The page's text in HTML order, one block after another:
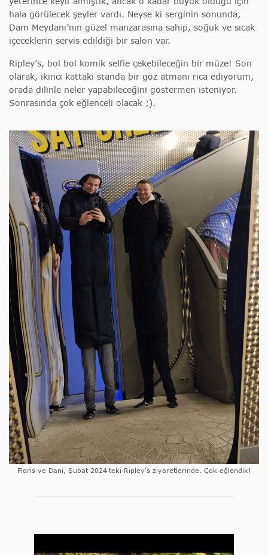
hala görülecek şeyler vardı. Neyse ki serginin sonunda,
Dam Meydanı’nın güzel manzarasına sahip, soğuk ve sıcak
içeceklerin servis edildiği bir salon var.
Ripley’s, bol bol komik selfie çekebileceğin bir müze! Son
olarak, ikinci kattaki standa bir göz atmanı rica ediyorum,
orada dilinle neler yapabileceğini göstermen isteniyor.
Sonrasında çok eğlenceli olacak ;).
Floris ve Dani, Şubat 2024'teki Ripley's ziyaretlerinde. Çok eğlendik!